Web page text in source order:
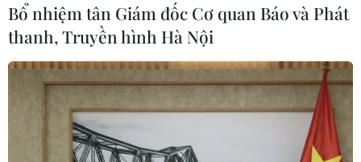
SpaceX bất ngờ hoãn phóng tàu vũ trụ
Starship ngay sát giờ cất cánh
Bổ nhiệm tân Giám đốc Cơ quan Báo và Phát
thanh, Truyền hình Hà Nội